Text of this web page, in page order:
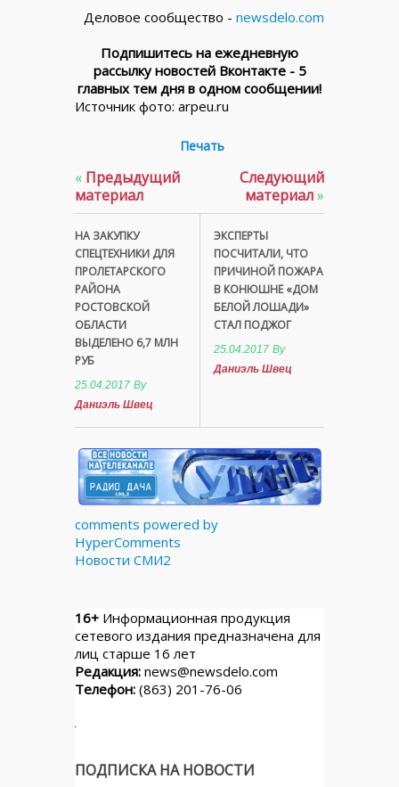
Деловое сообщество - newsdelo.com
Подпишитесь на ежедневную
рассылку новостей Вконтакте - 5
главных тем дня в одном сообщении!
Источник фото: arpeflu.ru
Печать
« Предыдущий
материал
НА ЗАКУПКУ
СПЕЦТЕХНИКИ ДЛЯ
ПРОЛЕТАРСКОГО
РАЙОНА
РОСТОВСКОЙ
ОБЛАСТИ
ВЫДЕЛЕНО 6,7 МЛН
РУБ
25.04.2017 By
Даниэль Швец
Следующий
материал»
ЭКСПЕРТЫ
ПОСЧИТАЛИ, ЧТО
ПРИЧИНОЙ ПОЖАРА
В КОНЮШНЕ «ДОМ
БЕЛОЙ ЛОШАДИ»
СТАЛ ПОДЖОГ
25.04.2017 By
Даниэль Швец
comments powered by
HyperComments
Новости СМИ2
16+ Информационная продукция
сетевого издания предназначена для
лиц старше 16 лет
Редакция: news@newsdelo.com
Телефон: (863) 201-76-06
ПОДПИСКА НА НОВОСТИ